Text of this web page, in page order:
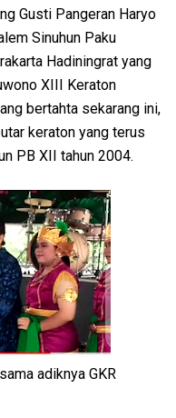
Gusti Pangeran Haryo
Sinuhun Paku
Hadiningrat yang
XIII Keraton
bertahta sekarang ini,
keraton yang terus
PB XII tahun 2004.
adiknya GKR